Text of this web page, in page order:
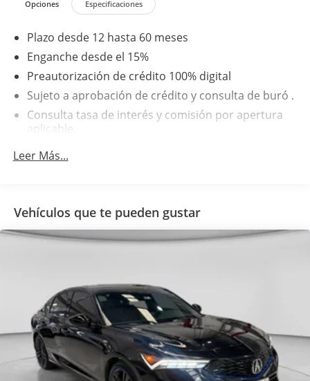
Opciones Especificaciones
Plazo desde 12 hasta 60 meses
Enganche desde el 15%
Preautorización de crédito 100% digital
Sujeto a aprobación de crédito y consulta de buró .
Consulta tasa de interés y comisión por apertura
aplicable.
Leer Más...
Vehículos que te pueden gustar